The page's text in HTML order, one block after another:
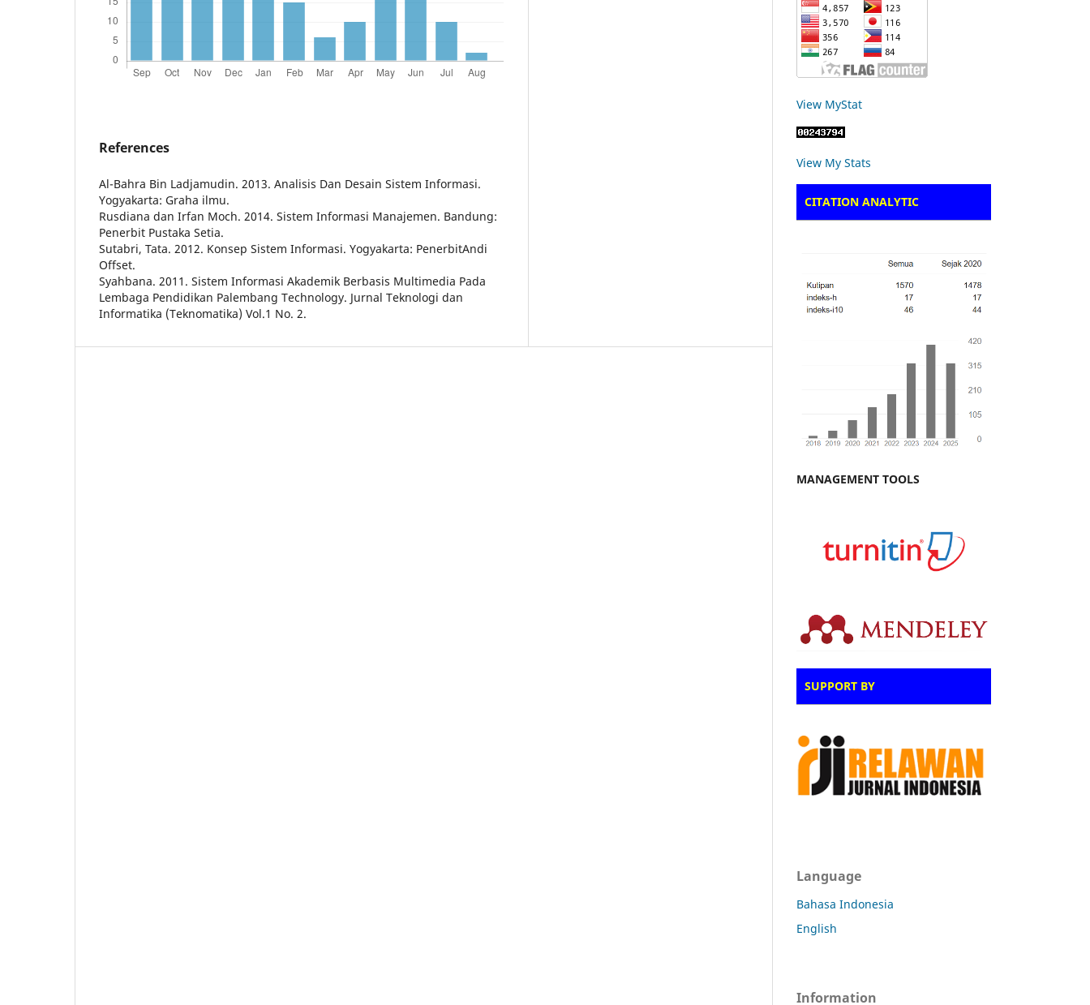
References
Al-Bahra Bin Ladjamudin. 2013. Analisis Dan Desain Sistem Informasi.
Yogyakarta: Graha ilmu.
Rusdiana dan Irfan Moch. 2014. Sistem Informasi Manajemen. Bandung:
Penerbit Pustaka Setia.
Sutabri, Tata. 2012. Konsep Sistem Informasi. Yogyakarta: PenerbitAndi
Offset.
Syahbana. 2011. Sistem Informasi Akademik Berbasis Multimedia Pada
Lembaga Pendidikan Palembang Technology. Jurnal Teknologi dan
Informatika (Teknomatika) Vol.1 No. 2.
View MyStat
View My Stats
CITATION ANALYTIC
MANAGEMENT TOOLS
SUPPORT BY
Language
Bahasa Indonesia
English
Information